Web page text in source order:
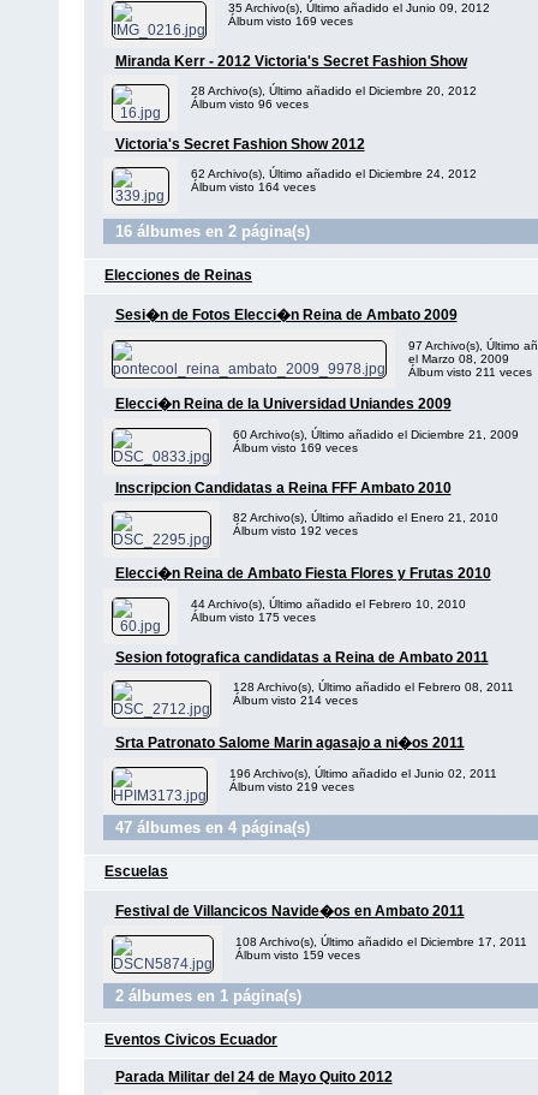
35 Archivo(s), Último añadido el Junio 09, 2012
Álbum visto 169 veces
Miranda Kerr - 2012 Victoria's Secret Fashion Show
28 Archivo(s), Último añadido el Diciembre 20, 2012
Álbum visto 96 veces
Victoria's Secret Fashion Show 2012
62 Archivo(s), Último añadido el Diciembre 24, 2012
Álbum visto 164 veces
16 álbumes en 2 página(s)
Elecciones de Reinas
Sesi�n de Fotos Elecci�n Reina de Ambato 2009
97 Archivo(s), Último
el Marzo 08, 2009
Álbum visto 211 veces
Elecci�n Reina de la Universidad Uniandes 2009
60 Archivo(s), Último añadido el Diciembre 21, 2009
Álbum visto 169 veces
Inscripcion Candidatas a Reina FFF Ambato 2010
82 Archivo(s), Último añadido el Enero 21, 2010
Álbum visto 192 veces
Elecci�n Reina de Ambato Fiesta Flores y Frutas 2010
44 Archivo(s), Último añadido el Febrero 10, 2010
Álbum visto 175 veces
Sesion fotografica candidatas a Reina de Ambato 2011
128 Archivo(s), Último añadido el Febrero 08, 2011
Álbum visto 214 veces
Srta Patronato Salome Marin agasajo a ni�os 2011
196 Archivo(s), Último añadido el Junio 02, 2011
Álbum visto 219 veces
47 álbumes en 4 página(s)
Escuelas
Festival de Villancicos Navide�os en Ambato 2011
108 Archivo(s), Último añadido el Diciembre 17, 2011
Álbum visto 159 veces
2 álbumes en 1 página(s)
Eventos Civicos Ecuador
Parada Militar del 24 de Mayo Quito 2012